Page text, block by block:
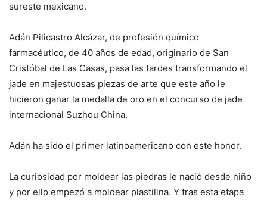
sureste mexicano.
Adán Pilicastro Alcázar, de profesión químico
farmacéutico, de 40 años de edad, originario de San
Cristóbal de Las Casas, pasa las tardes transformando el
jade en majestuosas piezas de arte que este año le
hicieron ganar la medalla de oro en el concurso de jade
internacional Suzhou China.
Adán ha sido el primer latinoamericano con este honor.
La curiosidad por moldear las piedras le nació desde niño
y por ello empezó a moldear plastilina. Y tras esta etapa